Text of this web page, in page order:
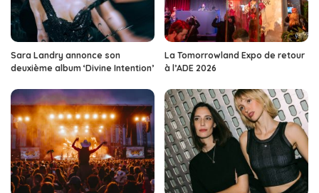
Sara Landry annonce son
deuxième album ‘Divine Intention’
La Tomorrowland Expo de retour
à l’ADE 2026